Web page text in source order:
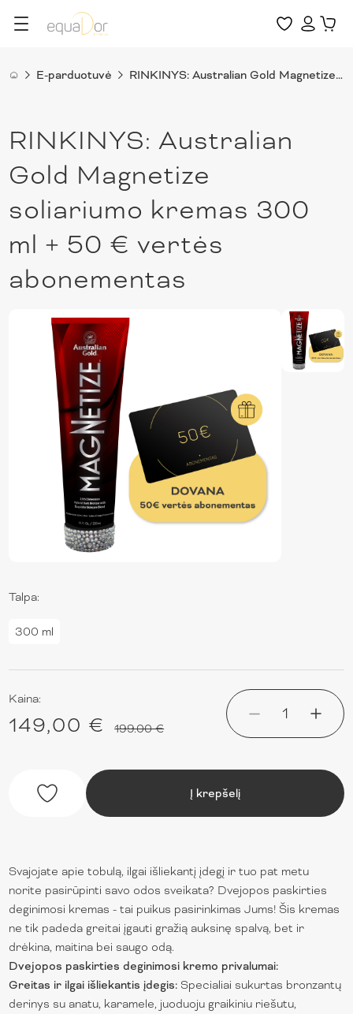
E-parduotuvė RINKINYS: Australian Gold Magnetize soliariumo kremas 300 ml + 50 € vertės abonementas
RINKINYS: Australian
Gold Magnetize
soliariumo kremas 300
ml + 50 € vertės
abonementas
Talpa:
300 ml
Kaina:
149,00 € 199.00 €
1
Į krepšelį
Svajojate apie tobulą, ilgai išliekantį įdegį ir tuo pat metu
norite pasirūpinti savo odos sveikata? Dvejopos paskirties
deginimosi kremas - tai puikus pasirinkimas Jums! Šis kremas
ne tik padeda greitai įgauti gražią auksinę spalvą, bet ir
drėkina, maitina bei saugo odą.
Dvejopos paskirties deginimosi kremo privalumai:
Greitas ir ilgai išliekantis įdegis: Specialiai sukurtas bronzantų
derinys su anatu, karamele, juoduoju graikiniu riešutu,